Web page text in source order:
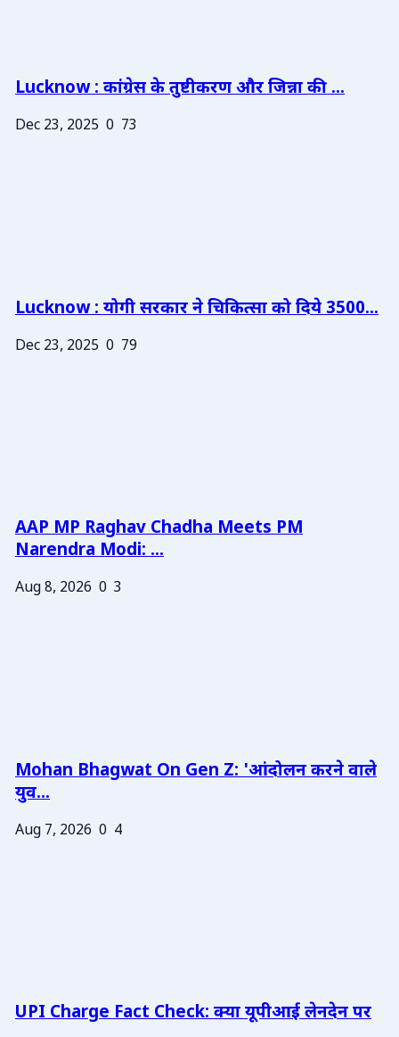
Lucknow : कांग्रेस के तुष्टीकरण और जिन्ना की ...
Dec 23, 2025 0 73
Lucknow : योगी सरकार ने चिकित्सा को दिये 3500...
Dec 23, 2025 0 79
AAP MP Raghav Chadha Meets PM
Narendra Modi: ...
Aug 8, 2026 0 3
Mohan Bhagwat On Gen Z: 'आंदोलन करने वाले
युव...
Aug 7, 2026 0 4
UPI Charge Fact Check: क्या यूपीआई लेनदेन पर